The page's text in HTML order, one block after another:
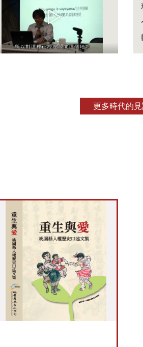
更多時代的